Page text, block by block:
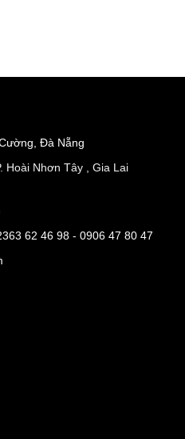
Đà Nẵng
Hoài Nhơn Tây , Gia Lai
62 46 98 - 0906 47 80 47